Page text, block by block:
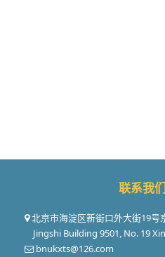
联系我
北京市海淀区新街口外大街19号
Jingshi Building 9501, No. 19
bnukxts@126.com